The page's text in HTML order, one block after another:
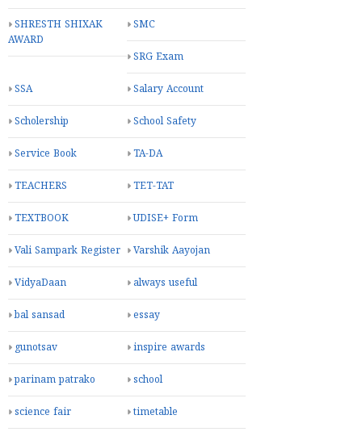
SHRESTH SHIXAK
AWARD
SMC
SRG Exam
SSA Salary Account
Scholership School Safety
Service Book TA-DA
TEACHERS TET-TAT
TEXTBOOK UDISE+ Form
Vali Sampark Register Varshik Aayojan
VidyaDaan always useful
bal sansad essay
gunotsav inspire awards
parinam patrako school
science fair timetable